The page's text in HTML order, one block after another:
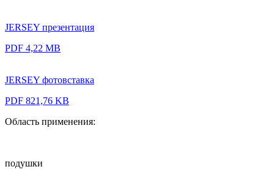
JERSEY презентация
PDF 4,22 MB
JERSEY фотовставка
PDF 821,76 KB
Область применения:
подушки